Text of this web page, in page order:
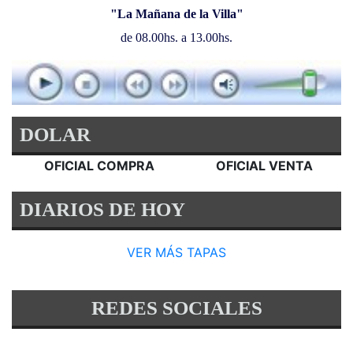
"La Mañana de la Villa"
de 08.00hs. a 13.00hs.
DOLAR
OFICIAL COMPRA OFICIAL VENTA
DIARIOS DE HOY
VER MÁS TAPAS
REDES SOCIALES